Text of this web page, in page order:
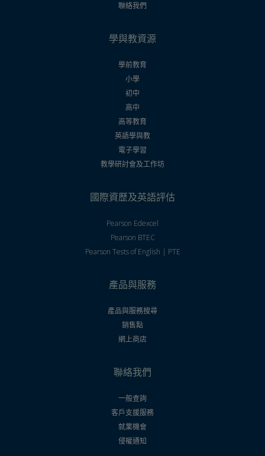
聯絡我們
學與教資源
學前教育
小學
初中
高中
高等教育
英語學與教
電子學習
教學研討會及工作坊
國際資歷及英語評估
Pearson Edexcel
Pearson BTEC
Pearson Tests of English | PTE
產品與服務
產品與服務搜尋
銷售點
網上商店
聯絡我們
一般查詢
客戶支援服務
就業機會
侵權通知